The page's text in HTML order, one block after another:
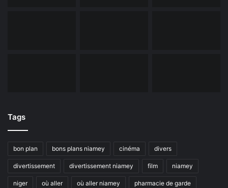
Tags
bon plan bons plans niamey cinéma divers
divertissement divertissement niamey film niamey
niger où aller où aller niamey pharmacie de garde